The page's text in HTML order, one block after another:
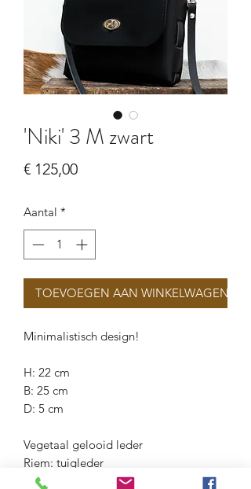
'Niki' 3 M zwart
€ 125,00Prijs
Aantal *
TOEVOEGEN AAN WINKELWAGEN
Minimalistisch design!
H: 22 cm
B: 25 cm
D: 5 cm
Vegetaal gelooid leder
Riem: tuigleder